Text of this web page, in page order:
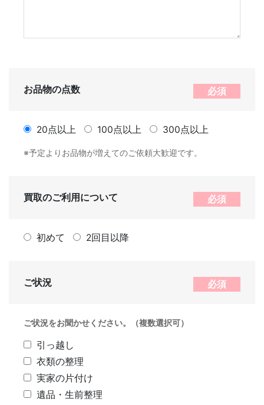
お品物の点数 必須
20点以上 100点以上 300点以上
※予定よりお品物が増えてのご依頼大歓迎です。
買取のご利用について 必須
初めて 2回目以降
ご状況 必須
ご状況をお聞かせください。（複数選択可）
引っ越し
衣類の整理
実家の片付け
遺品・生前整理